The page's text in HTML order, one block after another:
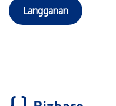
Langganan